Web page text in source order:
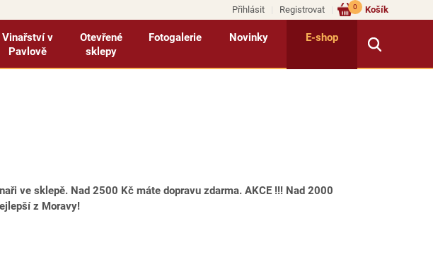
Přihlásit Registrovat Košík
0
Vinařství v
Pavlově
Otevřené
sklepy
Fotogalerie Novinky E-shop
ve sklepě. Nad 2500 Kč máte dopravu zdarma. AKCE !!! Nad 2000
z Moravy!